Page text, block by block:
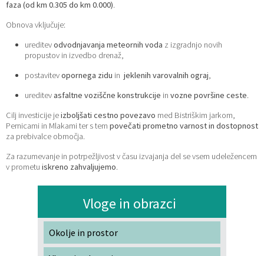
faza (od km 0.305 do km 0.000).
Obnova vključuje:
ureditevodvodnjavanja meteornih voda z izgradnjo novih
propustov in izvedbo drenaž,
postavitevopornega zidu in jeklenih varovalnih ograj,
ureditevasfaltne voziščne konstrukcije in vozne površine ceste.
Cilj investicije jeizboljšati cestno povezavo med Bistriškim jarkom,
Pernicami in Mlakami ter s tem povečati prometno varnost in dostopnost
za prebivalce območja.
Za razumevanje in potrpežljivost v času izvajanja del se vsem udeležencem
v prometu iskreno zahvaljujemo.
Vloge in obrazci
Okolje in prostor